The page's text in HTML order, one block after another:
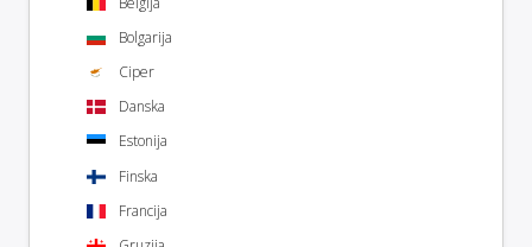
Bolgarija
Ciper
Danska
Estonija
Finska
Francija